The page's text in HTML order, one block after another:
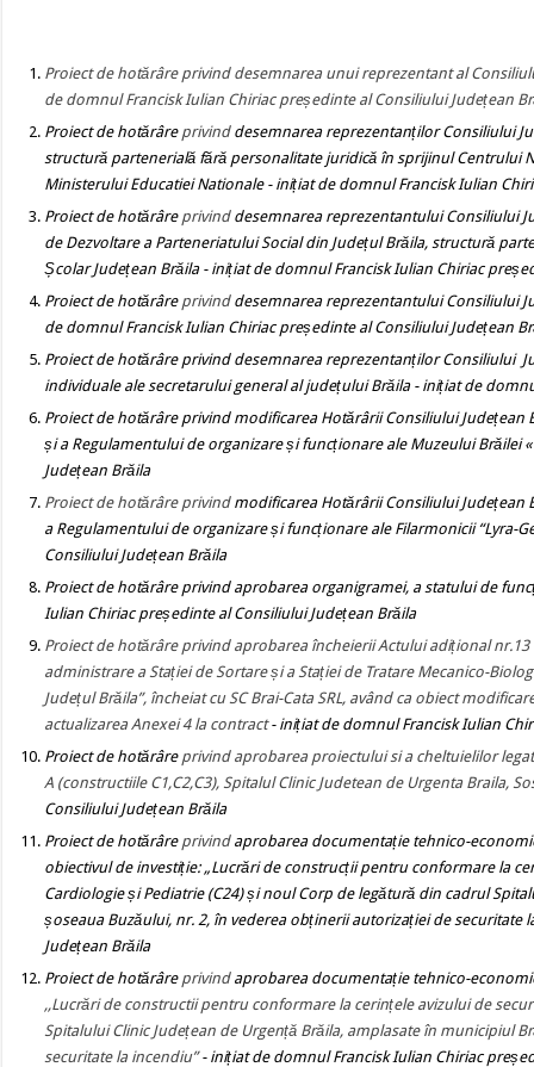
Proiect de hotărâre privind desemnarea unui reprezentant al
de domnul Francisk Iulian Chiriac președinte al Consiliului Județean
Proiect de hotărâre privind desemnarea reprezentanților Consiliului
structură partenerială fără personalitate juridică în sprijinul Centrului
Ministerului Educatiei Nationale- inițiat de domnul Francisk Iulian
Proiect de hotărâre privind desemnarea reprezentantului Consiliului
de Dezvoltare a Parteneriatului Social din Județul Brăila, structură
Școlar Județean Brăila - inițiat de domnul Francisk Iulian Chiriac
Proiect de hotărâre privind desemnarea reprezentantului Consiliului
de domnul Francisk Iulian Chiriac președinte al Consiliului Județean
Proiect de hotărâre privind desemnarea reprezentanților Consiliului
individuale ale secretarului general al județului Brăila - inițiat de
Proiect de hotărâre privind modificarea Hotărârii Consiliului Județean
și a Regulamentului de organizare și funcționare ale Muzeului Brăilei
Județean Brăila
Proiect de hotărâre privind modificarea Hotărârii Consiliului Județean
a Regulamentului de organizare și funcționare ale Filarmonicii “Lyra-
Consiliului Județean Brăila
Proiect de hotărâre privind aprobarea organigramei, a statului de
Iulian Chiriac președinte al Consiliului Județean Brăila
Proiect de hotărâre privind aprobarea încheierii Actului adițional
administrare a Stației de Sortare și a Stației de Tratare Mecanico-
Județul Brăila”, încheiat cu SC Brai-Cata SRL, având ca obiect
actualizarea Anexei 4 la contract- inițiat de domnul Francisk Iulian
Proiect de hotărâre privind aprobarea proiectului si a cheltuielilor
A (constructiile C1,C2,C3), Spitalul Clinic Judetean de Urgenta Braila,
Consiliului Județean Brăila
Proiect de hotărâre privind aprobarea documentație tehnico-
obiectivul de investiție:„Lucrări de construcții pentru conformare la
Cardiologie și Pediatrie (C24) și noul Corp de legătură din cadrul
șoseaua Buzăului, nr. 2, în vederea obținerii autorizației de securitate
Județean Brăila
Proiect de hotărâre privind aprobarea documentație tehnico-
,,Lucrări de constructii pentru conformare la cerințele avizului de
Spitalului Clinic Județean de Urgență Brăila, amplasate în municipiul
securitate la incendiu” -inițiat de domnul Francisk Iulian Chiriac